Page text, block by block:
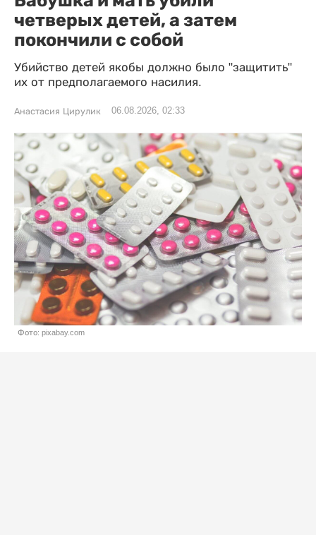
четверых детей, а затем
покончили с собой
Убийство детей якобы должно было "защитить"
их от предполагаемого насилия.
Анастасия Цирулик 06.08.2026, 02:33
Фото: pixabay.com